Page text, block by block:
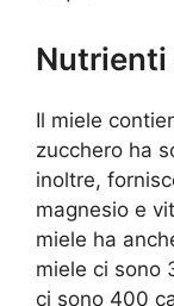
Nutrienti
Il miele
zucchero ha
inoltre,
magnesio e
miele ha
miele ci sono
ci sono 400